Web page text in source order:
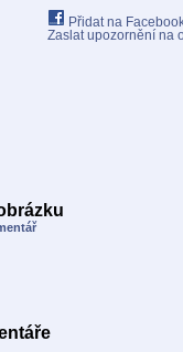
Přidat na
Zaslat upozornění na